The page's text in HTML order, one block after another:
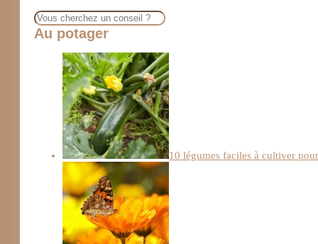
Rechercher
Au potager
10 légumes faciles à cultiver